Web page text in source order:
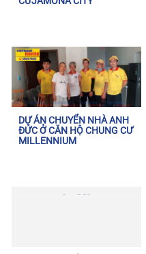
DỰ ÁN CHUYỂN NHÀ ANH
ĐỨC Ở CĂN HỘ CHUNG CƯ
MILLENNIUM